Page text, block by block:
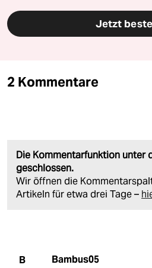
Jetzt
2 Kommentare
Die Kommentarfunktion unter
geschlossen.
Wir öffnen die
Artikeln für etwa drei Tage –
B Bambus05